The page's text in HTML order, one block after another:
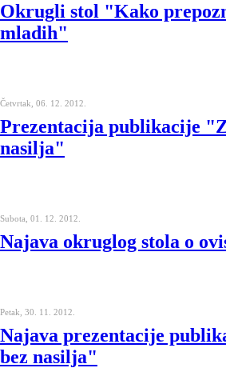
Okrugli stol "Kako
mladih"
Četvrtak, 06. 12. 2012.
Prezentacija publikacije
nasilja"
Subota, 01. 12. 2012.
Najava okruglog stola o
Petak, 30. 11. 2012.
Najava prezentacije
bez nasilja"